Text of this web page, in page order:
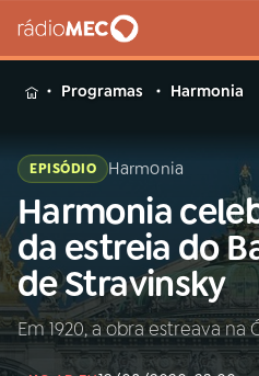
MENU
Buscar
na
Rádio
MEC
Início
Programas Harmonia
EPISÓDIO Harmonia
Harmonia
da estreia do
de Stravinsky
Em 1920, a obra estreava na